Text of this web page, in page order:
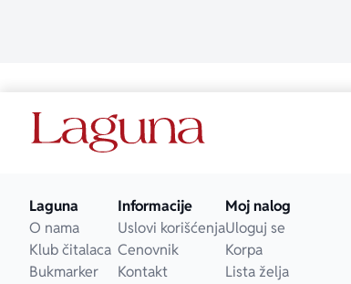
Laguna
O nama
Klub čitalaca
Bukmarker
Informacije
Uslovi korišćenja
Cenovnik
Kontakt
Moj nalog
Uloguj se
Korpa
Lista želja